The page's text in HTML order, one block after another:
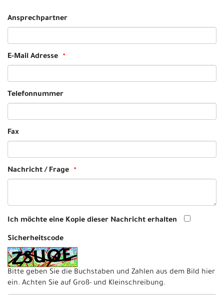
Ansprechpartner
E-Mail Adresse
Telefonnummer
Fax
Nachricht / Frage
Ich möchte eine Kopie dieser Nachricht erhalten
Sicherheitscode
Bitte geben Sie die Buchstaben und Zahlen aus dem Bild hier
ein. Achten Sie auf Groß- und Kleinschreibung.